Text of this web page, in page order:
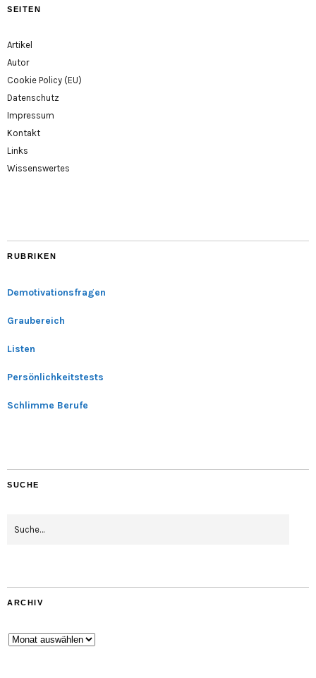
SEITEN
Artikel
Autor
Cookie Policy (EU)
Datenschutz
Impressum
Kontakt
Links
Wissenswertes
RUBRIKEN
Demotivationsfragen
Graubereich
Listen
Persönlichkeitstests
Schlimme Berufe
SUCHE
ARCHIV
Archiv